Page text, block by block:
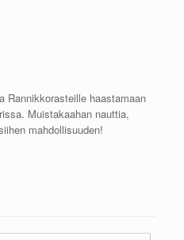
Rannikkorasteille haastamaan
Muistakaahan nauttia,
mahdollisuuden!